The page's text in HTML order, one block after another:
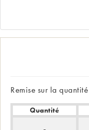
Remise sur la quantité
Quantité